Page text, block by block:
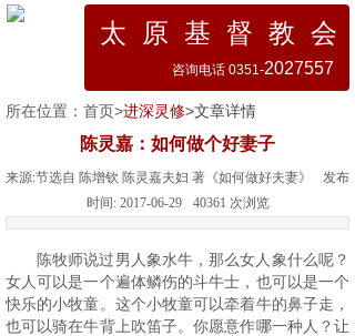
太 原 基 督 教 会
咨询电话 0351-2027557
所在位置： 首页>进深灵修>文章详情
陈灵嘉：如何做个好妻子
来源:节选自 陈增钦 陈灵嘉夫妇 著《如何做好夫妻》
发布
时间: 2017-06-29 40361 次浏览
陈牧师说过男人象水牛，那么女人象什么呢？
女人可以是一个遍体鳞伤的斗牛士，也可以是一个
快乐的小牧童。这个小牧童可以牵着牛的鼻子走，
也可以骑在牛背上吹笛子。你愿意作哪一种人？让